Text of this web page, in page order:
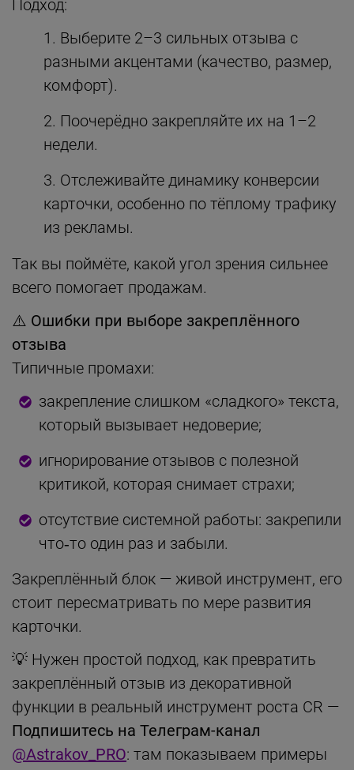
Подход:
Выберите 2–3 сильных отзыва с
разными акцентами (качество, размер,
комфорт).
Поочерёдно закрепляйте их на 1–2
недели.
Отслеживайте динамику конверсии
карточки, особенно по тёплому трафику
из рекламы.
Так вы поймёте, какой угол зрения сильнее
всего помогает продажам.
⚠️ Ошибки при выборе закреплённого
отзыва
Типичные промахи:
закрепление слишком «сладкого» текста,
который вызывает недоверие;
игнорирование отзывов с полезной
критикой, которая снимает страхи;
отсутствие системной работы: закрепили
что‑то один раз и забыли.
Закреплённый блок — живой инструмент, его
стоит пересматривать по мере развития
карточки.
💡 Нужен простой подход, как превратить
закреплённый отзыв из декоративной
функции в реальный инструмент роста CR —
Подпишитесь на Телеграм-канал
@Astrakov_PRO: там показываем примеры